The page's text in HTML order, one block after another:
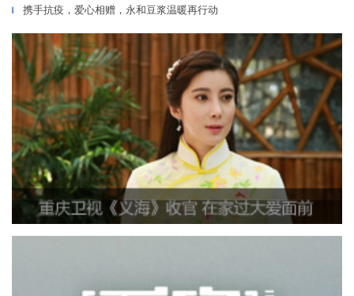
▎ 携手抗疫，爱心相赠，永和豆浆温暖再行动